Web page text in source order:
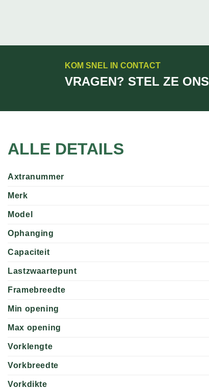
KOM SNEL IN CONTACT
VRAGEN? STEL ZE ONS
ALLE DETAILS
Axtranummer
Merk
Model
Ophanging
Capaciteit
Lastzwaartepunt
Framebreedte
Min opening
Max opening
Vorklengte
Vorkbreedte
Vorkdikte